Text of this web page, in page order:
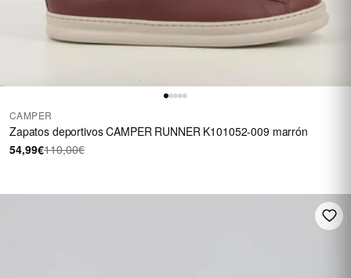
CAMPER
Zapatos deportivos CAMPER RUNNER K101052-009 marrón
54,99€110,00€